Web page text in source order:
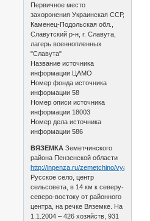
Первичное место
захоронения Украинская ССР,
Каменец-Подольская обл.,
Славутский р-н, г. Славута,
лагерь военнопленных
"Славута"
Название источника
информации ЦАМО
Номер фонда источника
информации 58
Номер описи источника
информации 18003
Номер дела источника
информации 586
ВЯЗЕМКАЗеметчинского
района Пензенской области
http://inpenza.ru/zemetchino/
Русское село, центр
сельсовета, в 14 км к северу-
северо-востоку от районного
центра, на речке Вяземке. На
1.1.2004 – 426 хозяйств, 931